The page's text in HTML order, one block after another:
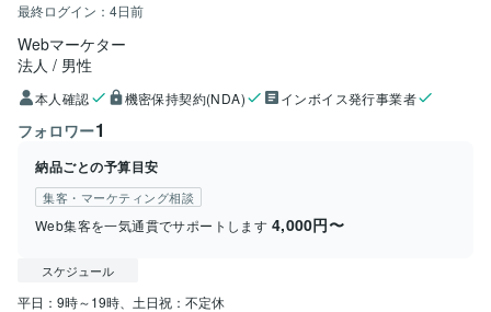
最終ログイン： 4日前
Webマーケター
法人
男性
本人確認 機密保持契約(NDA) インボイス発行事業者
フォロワー1
納品ごとの予算目安
集客・マーケティング相談
Web集客を一気通貫でサポートします 4,000円〜
スケジュール
平日：9時～19時、土日祝：不定休